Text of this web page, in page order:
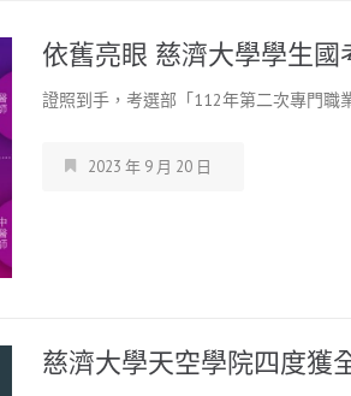
依舊亮眼 慈濟大學學生
證照到手，考選部「112年第二次專門職
2023 年 9 月 20 日
慈濟大學天空學院四度獲